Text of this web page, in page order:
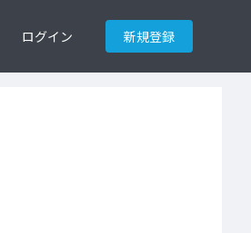
ログイン 新規登録